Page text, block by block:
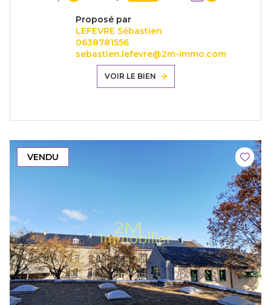
Proposé par
LEFEVRE Sébastien
0638781556
sebastien.lefevre@2m-immo.com
VOIR LE BIEN
VENDU